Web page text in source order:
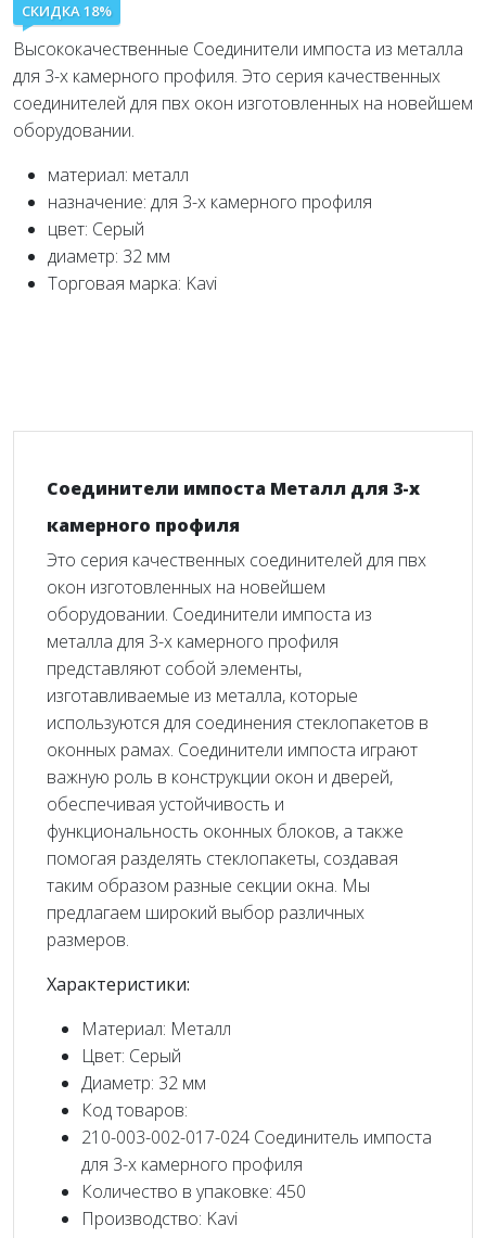
СКИДКА 18%
Высококачественные Соединители импоста из металла
для 3-х камерного профиля. Это серия качественных
соединителей для пвх окон изготовленных на новейшем
оборудовании.
материал: металл
назначение: для 3-х камерного профиля
цвет: Серый
диаметр: 32 мм
Торговая марка: Kavi
Соединители импоста Металл для 3-х
камерного профиля
Это серия качественных соединителей для пвх
окон изготовленных на новейшем
оборудовании. Соединители импоста из
металла для 3-х камерного профиля
представляют собой элементы,
изготавливаемые из металла, которые
используются для соединения стеклопакетов в
оконных рамах. Соединители импоста играют
важную роль в конструкции окон и дверей,
обеспечивая устойчивость и
функциональность оконных блоков, а также
помогая разделять стеклопакеты, создавая
таким образом разные секции окна. Мы
предлагаем широкий выбор различных
размеров.
Характеристики:
Материал: Металл
Цвет: Серый
Диаметр: 32 мм
Код товаров:
210-003-002-017-024 Соединитель импоста
для 3-х камерного профиля
Количество в упаковке: 450
Производство: Kavi